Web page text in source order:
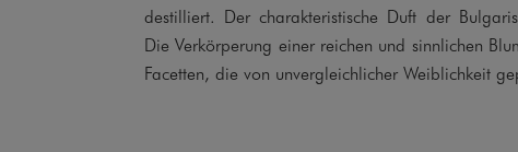
destilliert. Der charakteristische Duft der
Die Verkörperung einer reichen und sinnlichen
Facetten, die von unvergleichlicher Weiblichkeit